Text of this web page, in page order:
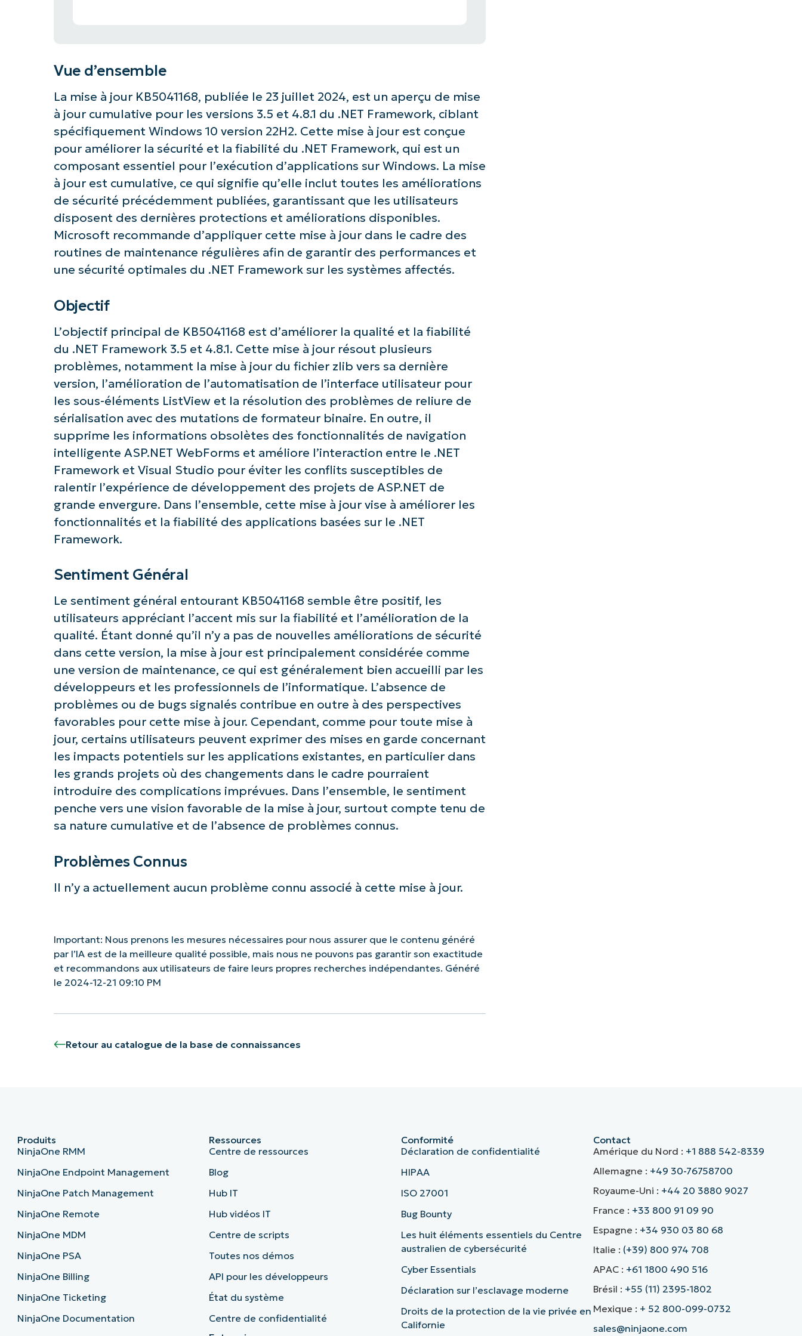
Vue d’ensemble
La mise à jour KB5041168, publiée le 23 juillet 2024, est un aperçu de mise
à jour cumulative pour les versions 3.5 et 4.8.1 du .NET Framework, ciblant
spécifiquement Windows 10 version 22H2. Cette mise à jour est conçue
pour améliorer la sécurité et la fiabilité du .NET Framework, qui est un
composant essentiel pour l’exécution d’applications sur Windows. La mise
à jour est cumulative, ce qui signifie qu’elle inclut toutes les améliorations
de sécurité précédemment publiées, garantissant que les utilisateurs
disposent des dernières protections et améliorations disponibles.
Microsoft recommande d’appliquer cette mise à jour dans le cadre des
routines de maintenance régulières afin de garantir des performances et
une sécurité optimales du .NET Framework sur les systèmes affectés.
Objectif
L’objectif principal de KB5041168 est d’améliorer la qualité et la fiabilité
du .NET Framework 3.5 et 4.8.1. Cette mise à jour résout plusieurs
problèmes, notamment la mise à jour du fichier zlib vers sa dernière
version, l’amélioration de l’automatisation de l’interface utilisateur pour
les sous-éléments ListView et la résolution des problèmes de reliure de
sérialisation avec des mutations de formateur binaire. En outre, il
supprime les informations obsolètes des fonctionnalités de navigation
intelligente ASP.NET WebForms et améliore l’interaction entre le .NET
Framework et Visual Studio pour éviter les conflits susceptibles de
ralentir l’expérience de développement des projets de ASP.NET de
grande envergure. Dans l’ensemble, cette mise à jour vise à améliorer les
fonctionnalités et la fiabilité des applications basées sur le .NET
Framework.
Sentiment Général
Le sentiment général entourant KB5041168 semble être positif, les
utilisateurs appréciant l’accent mis sur la fiabilité et l’amélioration de la
qualité. Étant donné qu’il n’y a pas de nouvelles améliorations de sécurité
dans cette version, la mise à jour est principalement considérée comme
une version de maintenance, ce qui est généralement bien accueilli par les
développeurs et les professionnels de l’informatique. L’absence de
problèmes ou de bugs signalés contribue en outre à des perspectives
favorables pour cette mise à jour. Cependant, comme pour toute mise à
jour, certains utilisateurs peuvent exprimer des mises en garde concernant
les impacts potentiels sur les applications existantes, en particulier dans
les grands projets où des changements dans le cadre pourraient
introduire des complications imprévues. Dans l’ensemble, le sentiment
penche vers une vision favorable de la mise à jour, surtout compte tenu de
sa nature cumulative et de l’absence de problèmes connus.
Problèmes Connus
Il n’y a actuellement aucun problème connu associé à cette mise à jour.
Important: Nous prenons les mesures nécessaires pour nous assurer que le contenu généré
par l’IA est de la meilleure qualité possible, mais nous ne pouvons pas garantir son exactitude
et recommandons aux utilisateurs de faire leurs propres recherches indépendantes. Généré
le 2024-12-21 09:10 PM
Retour au catalogue de la base de connaissances
Commencez avec les analyses de KB pilotées par l'IA de
NinjaOne !
Prénom
et
Nom*
Business
email*
Phone
Company
name*
Produits
NinjaOne RMM
NinjaOne Endpoint Management
NinjaOne Patch Management
NinjaOne Remote
NinjaOne MDM
NinjaOne PSA
NinjaOne Billing
NinjaOne Ticketing
NinjaOne Documentation
Ressources
Centre de ressources
Blog
Hub IT
Hub vidéos IT
Centre de scripts
Toutes nos démos
API pour les développeurs
État du système
Centre de confidentialité
Conformité
Déclaration de confidentialité
HIPAA
ISO 27001
Bug Bounty
Les huit éléments essentiels du Centre
australien de cybersécurité
Cyber Essentials
Déclaration sur l’esclavage moderne
Droits de la protection de la vie privée en
Californie
Contact
Amérique du Nord : +1 888 542-8339
Allemagne : +49 30-76758700
Royaume-Uni : +44 20 3880 9027
France : +33 800 91 09 90
Espagne : +34 930 03 80 68
Italie : (+39) 800 974 708
APAC : +61 1800 490 516
Brésil : +55 (11) 2395-1802
Mexique : + 52 800-099-0732
sales@ninjaone.com